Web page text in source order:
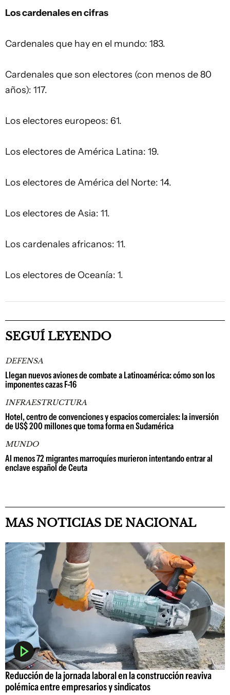
Los cardenales en cifras
Cardenales que hay en el mundo: 183.
Cardenales que son electores (con menos de 80
años): 117.
Los electores europeos: 61.
Los electores de América Latina: 19.
Los electores de América del Norte: 14.
Los electores de Asia: 11.
Los cardenales africanos: 11.
Los electores de Oceanía: 1.
SEGUÍ LEYENDO
DEFENSA
Llegan nuevos aviones de combate a Latinoamérica: cómo son los
imponentes cazas F-16
INFRAESTRUCTURA
Hotel, centro de convenciones y espacios comerciales: la inversión
de US$ 200 millones que toma forma en Sudamérica
MUNDO
Al menos 72 migrantes marroquíes murieron intentando entrar al
enclave español de Ceuta
MAS NOTICIAS DE NACIONAL
Reducción de la jornada laboral en la construcción reaviva
polémica entre empresarios y sindicatos